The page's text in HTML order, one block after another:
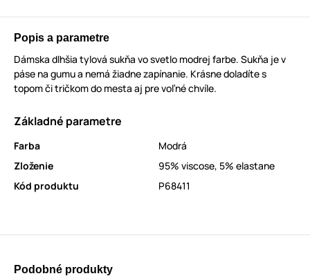
Popis a parametre
Dámska dlhšia tylová sukňa vo svetlo modrej farbe. Sukňa je v
páse na gumu a nemá žiadne zapínanie. Krásne doladíte s
topom či tričkom do mesta aj pre voľné chvíle.
Základné parametre
Farba
Modrá
Zloženie
95% viscose, 5% elastane
Kód produktu
P68411
Podobné produkty